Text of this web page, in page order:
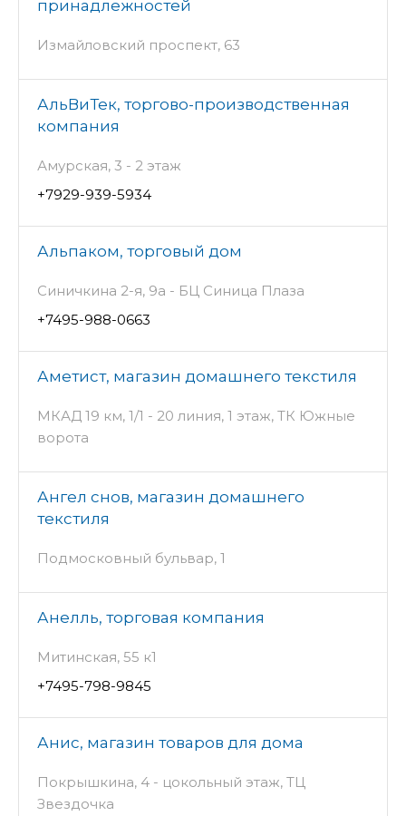
принадлежностей
Измайловский проспект, 63
АльВиТек, торгово-производственная
компания
Амурская, 3 - 2 этаж
+7929-939-5934
Альпаком, торговый дом
Синичкина 2-я, 9а - БЦ Синица Плаза
+7495-988-0663
Аметист, магазин домашнего текстиля
МКАД 19 км, 1/1 - 20 линия, 1 этаж, ТК Южные
ворота
Ангел снов, магазин домашнего
текстиля
Подмосковный бульвар, 1
Анелль, торговая компания
Митинская, 55 к1
+7495-798-9845
Анис, магазин товаров для дома
Покрышкина, 4 - цокольный этаж, ТЦ
Звездочка